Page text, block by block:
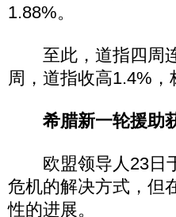
1.88%。
至此，道指四周连
周，道指收高1.4%
希腊新一轮援助
欧盟领导人23日于
危机的解决方式，但
性的进展。